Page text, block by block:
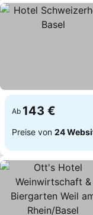
Ab 143 €
Preise von 24